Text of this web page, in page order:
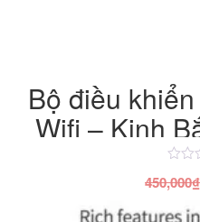
Bộ điều
Wifi – Kinh
xếp
4.50
450,000₫